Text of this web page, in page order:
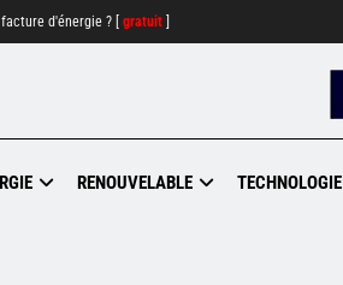
d'énergie ? [ gratuit
RENOUVELABLE TECHNOLOGIE